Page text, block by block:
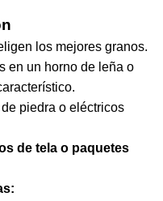
los mejores granos.
en un horno de leña o
piedra o eléctricos
de tela o paquetes